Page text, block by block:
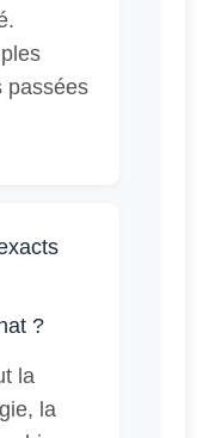
passées
?
la
la